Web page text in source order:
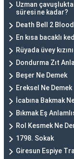
Uzman
süresi ne kadar?
Death Bell 2
En kısa bacaklı
Rüyada üvey
Dondurma Zıt
Beşer Ne Demek
Ereksel Ne Demek
İcabına Bakmak
Bıkmak Eş
Rol Kesmek Ne
1798. Sokak
Giresun Espiye